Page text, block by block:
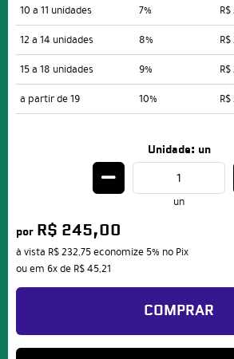
10 a 11 unidades
7%
12 a 14 unidades
8%
15 a 18 unidades
9%
a partir de 19
10%
Unidade: un
un
por R$ 245,00
à vista R$ 232,75economize 5% no Pix
ou em 6xde R$ 45,21
COMPRAR